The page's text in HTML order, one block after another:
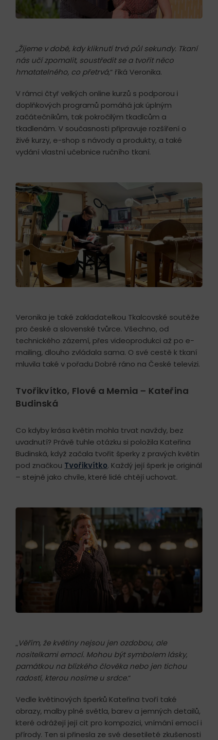
„Žijeme v době, kdy kliknutí trvá půl sekundy. Tkaní
nás učí zpomalit, soustředit se a tvořit něco
hmatatelného, co přetrvá,“ říká Veronika.
V rámci čtyř velkých online kurzů s podporou i
doplňkových programů pomáhá jak úplným
začátečníkům, tak pokročilým tkadlcům a
tkadlenám. V současnosti připravuje rozšíření o
živé kurzy, e-shop s návody a produkty, a také
vydání vlastní učebnice ručního tkaní.
Veronika je také zakladatelkou Tkalcovské soutěže
pro české a slovenské tvůrce. Všechno, od
technického zázemí, přes videoprodukci až po e-
mailing, dlouho zvládala sama. O své cestě k tkaní
mluvila také v pořadu Dobré ráno na České televizi.
Tvořikvítko, Flové a Memia – Kateřina
Budinská
Co kdyby krása květin mohla trvat navždy, bez
uvadnutí? Právě tuhle otázku si položila Kateřina
Budinská, když začala tvořit šperky z pravých květin
pod značkou Tvořikvítko. Každý její šperk je originál
– stejně jako chvíle, které lidé chtějí uchovat.
„Věřím, že květiny nejsou jen ozdobou, ale
nositelkami emocí. Mohou být symbolem lásky,
památkou na blízkého člověka nebo jen tichou
radostí, kterou nosíme u srdce.“
Vedle květinových šperků Kateřina tvoří také
obrazy, malby plné světla, barev a jemných detailů,
které odrážejí její cit pro kompozici, vnímání emocí i
přírody. Ten si přinesla ze své desetileté zkušenosti